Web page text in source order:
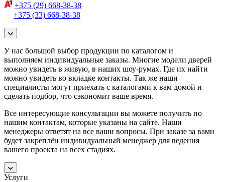
+375 (29) 668-38-38
+375 (33) 668-38-38
У нас большой выбор продукции по каталогом и
выполняем индивидуальные заказы. Многие модели дверей
можно увидеть в живую, в наших шоу-румах. Где их найти
можно увидеть во вкладке контакты. Так же наши
специалисты могут приехать с каталогами к вам домой и
сделать подбор, что сэкономит ваше время.
Все интересующие консультации вы можете получить по
нашим контактам, которые указаны на сайте. Наши
менеджеры ответят на все ваши вопросы. При заказе за вами
будет закреплён индивидуальный менеджер для ведения
вашего проекта на всех стадиях.
Услуги